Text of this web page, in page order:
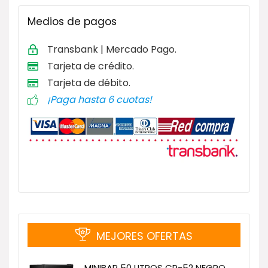
Medios de pagos
Transbank | Mercado Pago.
Tarjeta decrédito.
Tarjeta de débito.
¡Paga hasta 6 cuotas!
MEJORES OFERTAS